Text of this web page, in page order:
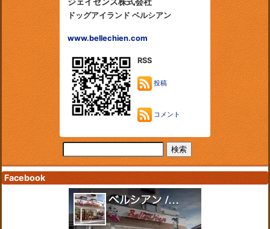
ドッグアイランド ベルシアン
www.bellechien.com
RSS
投稿
コメント
Facebook